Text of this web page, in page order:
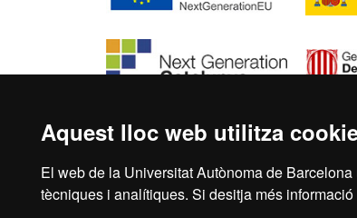
Aquest lloc web utilitza
El web de la Universitat Autònoma de
tècniques i analítiques. Si desitja més
Inici